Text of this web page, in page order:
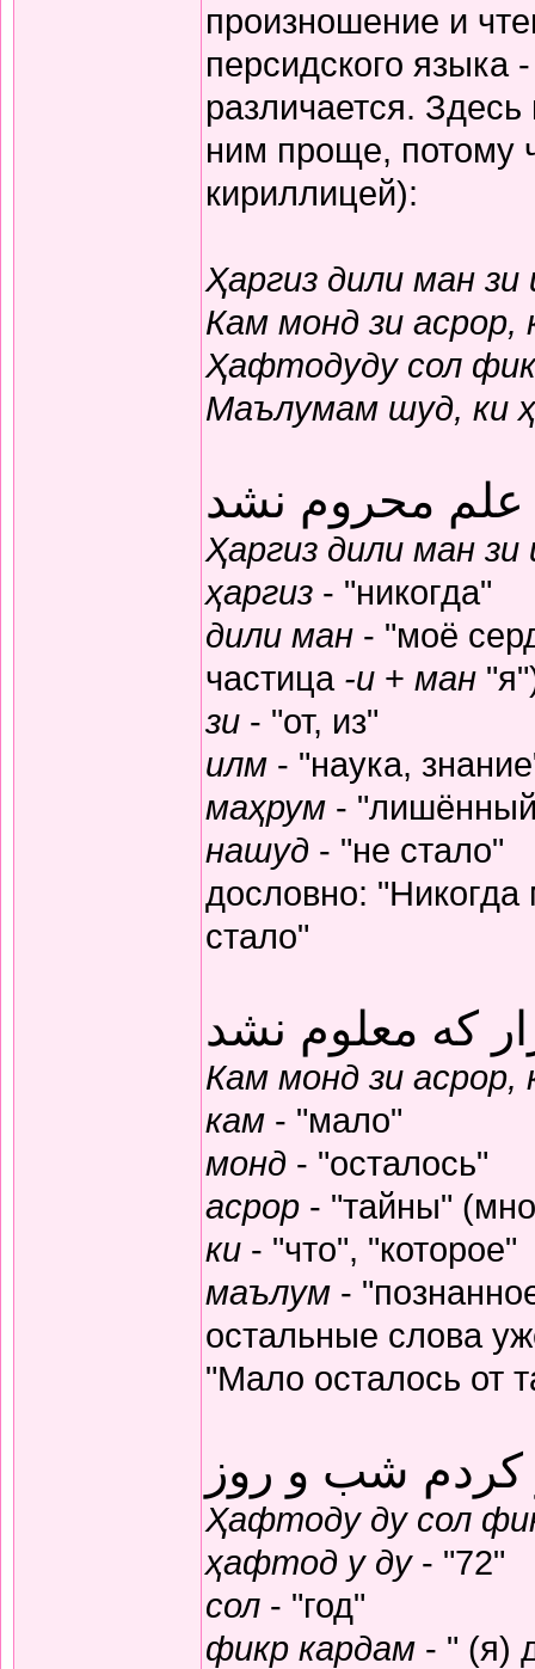
произношение и
персидского языка
различается.
ним проще, потому
кириллицей):
Ҳаргиз дили ман
Кам монд зи
Ҳафтодуду сол
Маълумам шуд, ки
محروم نشد
Ҳаргиз дили ман
ҳаргиз - "никогда"
дили ман - "моё
частица -и + ман
зи - "от, из"
илм - "наука,
маҳрум -
нашуд - "не стало"
дословно:
стало"
که معلوم نشد
Кам монд зи
кам - "мало"
монд - "осталось"
асрор - "тайны"
ки - "что", "которое"
маълум -
остальные слова
"Мало осталось от
کردم شب و روز
Ҳафтоду ду сол
ҳафтод у ду- "72"
сол - "год"
фикр кардам - " (я)